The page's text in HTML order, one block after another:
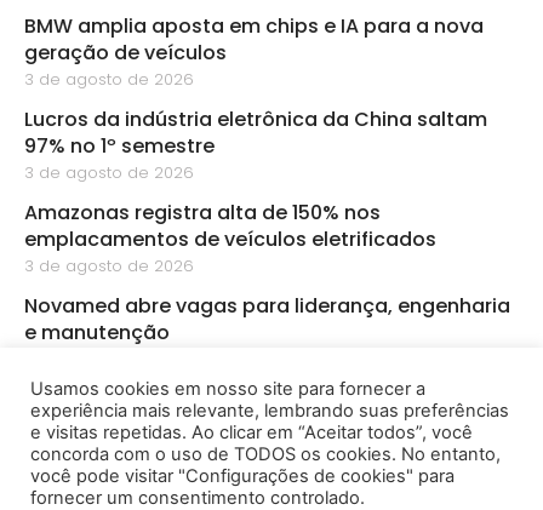
BMW amplia aposta em chips e IA para a nova
geração de veículos
3 de agosto de 2026
Lucros da indústria eletrônica da China saltam
97% no 1º semestre
3 de agosto de 2026
Amazonas registra alta de 150% nos
emplacamentos de veículos eletrificados
3 de agosto de 2026
Novamed abre vagas para liderança, engenharia
e manutenção
PMZ abre sete vagas de emprego para diferentes
áreas em Manaus
3 de agosto de 2026
Usamos cookies em nosso site para fornecer a
experiência mais relevante, lembrando suas preferências
e visitas repetidas. Ao clicar em “Aceitar todos”, você
concorda com o uso de TODOS os cookies. No entanto,
você pode visitar "Configurações de cookies" para
fornecer um consentimento controlado.